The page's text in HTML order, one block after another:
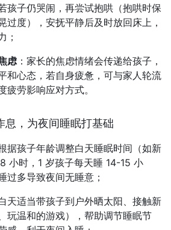
孩子仍哭闹，再尝试抱哄（抱哄时保
过度），安抚平静后及时放回床上，
；
虑 ：家长的焦虑情绪会传递给孩子，
和心态，若自身疲惫，可与家人轮流
疲劳影响应对方式。
息，为夜间睡眠打基础
据孩子年龄调整白天睡眠时间（如新
小时，1 岁孩子每天睡 14-15 小
过多导致夜间无睡意；
天适当带孩子到户外晒太阳、接触新
玩温和的游戏），帮助调节睡眠节